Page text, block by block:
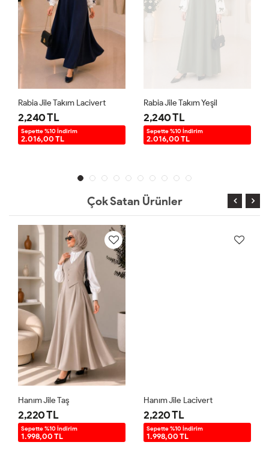
Rabia Jile Takım Lacivert
2,240 TL
Sepette %10 İndirim
2.016,00 TL
Rabia Jile Takım Yeşil
2,240 TL
Sepette %10 İndirim
2.016,00 TL
Çok Satan Ürünler
Hanım Jile Taş
2,220 TL
Sepette %10 İndirim
1.998,00 TL
Hanım Jile Lacivert
2,220 TL
Sepette %10 İndirim
1.998,00 TL